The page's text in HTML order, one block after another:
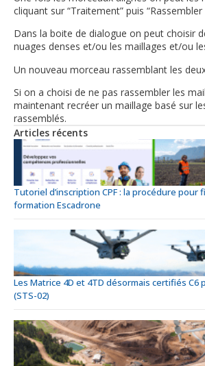
cliquant sur “Traitement” puis
Dans la boite de dialogue on peut choisir
nuages denses et/ou les maillages et/ou
Un nouveau morceau rassemblant les
Si on a choisi de ne pas rassembler les
maintenant recréer un maillage basé sur
rassemblés.
Articles récents
Tutoriel d’inscription CPF : la procédure pour
formation Escadrone
Les Matrice 4D et 4TD désormais certifiés C6
(STS-02)